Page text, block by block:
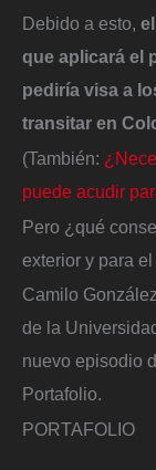
Debido a esto,
que aplicará el
pediría visa a
transitar en
(También:
puede acudir
Pero ¿qué
exterior y para
Camilo
de la
nuevo episodio
Portafolio.
PORTAFOLIO